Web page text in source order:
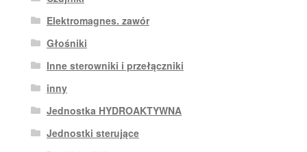
Elektromagnes. zawór
Głośniki
Inne sterowniki i przełączniki
inny
Jednostka HYDROAKTYWNA
Jednostki sterujące